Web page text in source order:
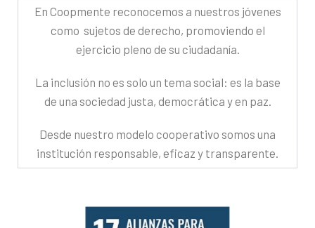
En Coopmente reconocemos a nuestros jóvenes
como sujetos de derecho, promoviendo el
ejercicio pleno de su ciudadanía.
La inclusión no es solo un tema social: es la base
de una sociedad justa, democrática y en paz.
Desde nuestro modelo cooperativo somos una
institución responsable, eficaz y transparente.